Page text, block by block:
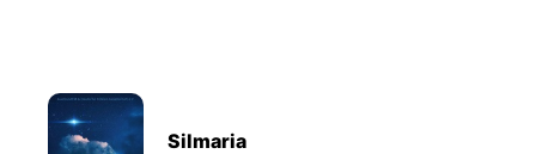
Silmaria